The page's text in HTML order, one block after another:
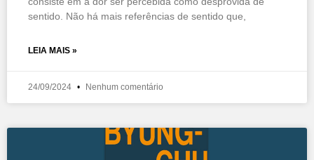
sentido. Não há mais referências de sentido que,
LEIA MAIS »
24/09/2024 Nenhum comentário